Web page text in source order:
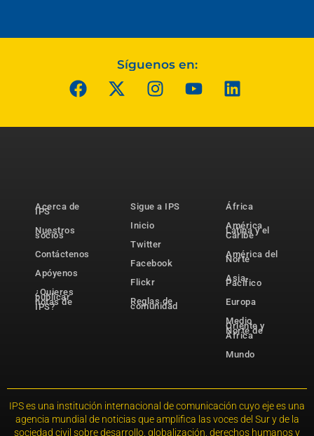
Síguenos en:
Acerca de
IPS
Nuestros
socios
Contáctenos
Apóyenos
¿Quieres
publicar
notas de
IPS?
Sigue a IPS
Inicio
Twitter
Facebook
Flickr
Reglas de
comunidad
África
América
Latina y el
Caribe
América del
Norte
Asia-
Pacífico
Europa
Medio
Oriente y
Norte de
África
Mundo
IPS es una institución internacional de comunicación cuyo eje es una
agencia mundial de noticias que amplifica las voces del Sur y de la
sociedad civil sobre desarrollo, globalización, derechos humanos y